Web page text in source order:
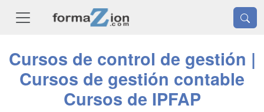
Cursos de control de gestión |
Cursos de gestión contable
Cursos de IPFAP